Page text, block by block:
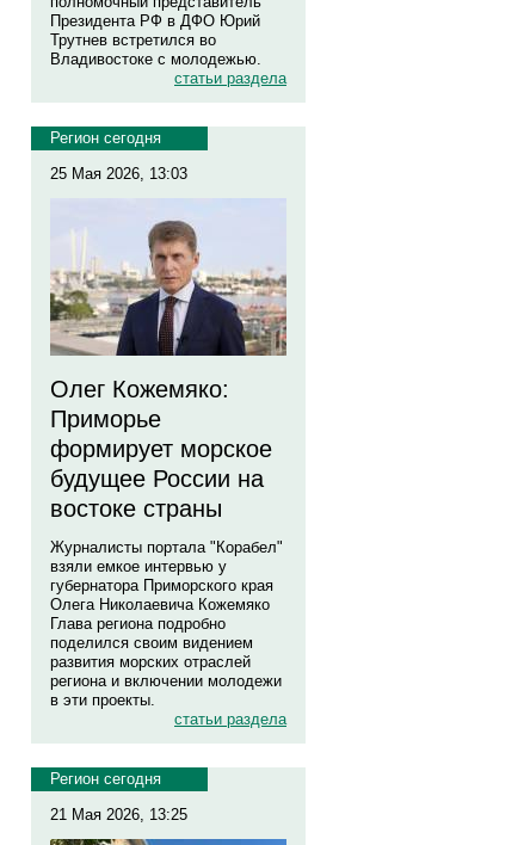
Президента РФ в ДФО Юрий
Трутнев встретился во
Владивостоке с молодежью.
статьи раздела
Регион сегодня
25 Мая 2026, 13:03
Олег Кожемяко:
Приморье
формирует морское
будущее России на
востоке страны
Журналисты портала "Корабел"
взяли емкое интервью у
губернатора Приморского края
Олега Николаевича Кожемяко
Глава региона подробно
поделился своим видением
развития морских отраслей
региона и включении молодежи
в эти проекты.
статьи раздела
Регион сегодня
21 Мая 2026, 13:25